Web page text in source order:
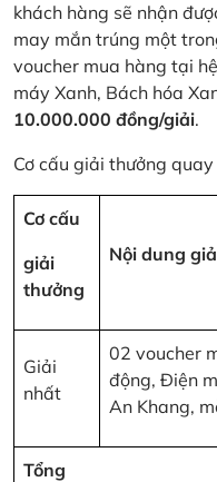
khách hàng sẽ nhận
may mắn trúng một
voucher mua hàng tại
máy Xanh, Bách hóa
10.000.000 đồng/giải.
Cơ cấu giải thưởng
Cơ cấu
giải
thưởng
Nội dung
Giải
nhất
02 voucher
động, Điện
An Khang,
Tổng